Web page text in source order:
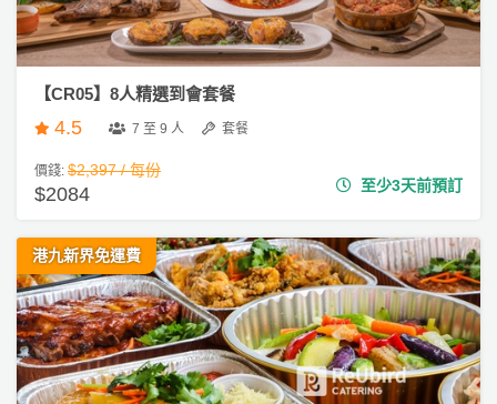
【CR05】8人精選到會套餐
4.5 7 至 9 人 套餐
價錢: $2,397 / 每份
$2084 至少3天前預訂
港九新界免運費